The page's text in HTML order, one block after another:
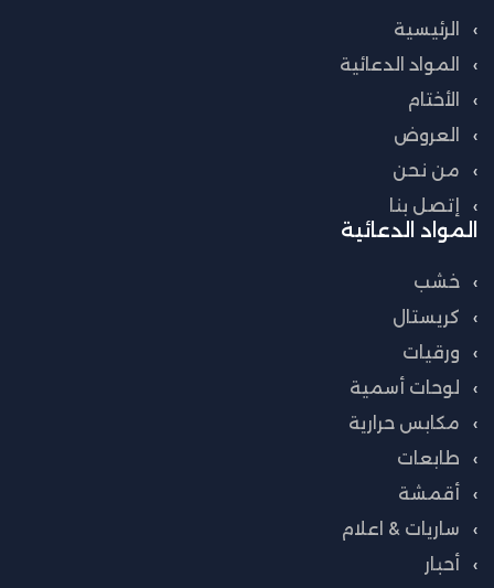
الرئيسية
المواد الدعائية
الأختام
العروض
من نحن
إتصل بنا
المواد الدعائية
خشب
كريستال
ورقيات
لوحات أسمية
مكابس حرارية
طابعات
أقمشة
ساريات & اعلام
أحبار